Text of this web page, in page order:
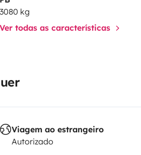
3080 kg
Ver todas as características
Viagem ao estrangeiro
Autorizado